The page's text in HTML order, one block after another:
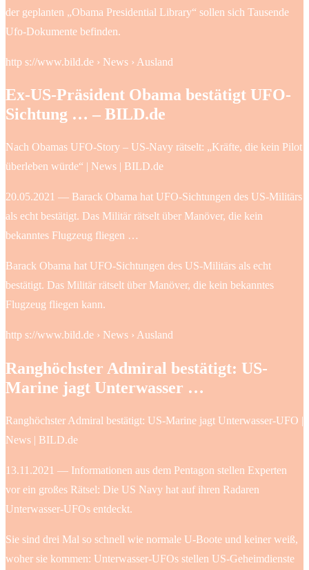
der geplanten „Obama Presidential Library“ sollen sich Tausende
Ufo-Dokumente befinden.
http s://www.bild.de › News › Ausland
Ex-US-Präsident Obama bestätigt UFO-
Sichtung … – BILD.de
Nach Obamas UFO-Story – US-Navy rätselt: „Kräfte, die kein Pilot
überleben würde“ | News | BILD.de
20.05.2021 — Barack Obama hat UFO-Sichtungen des US-Militärs
als echt bestätigt. Das Militär rätselt über Manöver, die kein
bekanntes Flugzeug fliegen …
Barack Obama hat UFO-Sichtungen des US-Militärs als echt
bestätigt. Das Militär rätselt über Manöver, die kein bekanntes
Flugzeug fliegen kann.
http s://www.bild.de › News › Ausland
Ranghöchster Admiral bestätigt: US-
Marine jagt Unterwasser …
Ranghöchster Admiral bestätigt: US-Marine jagt Unterwasser-UFO |
News | BILD.de
13.11.2021 — Informationen aus dem Pentagon stellen Experten
vor ein großes Rätsel: Die US Navy hat auf ihren Radaren
Unterwasser-UFOs entdeckt.
Sie sind drei Mal so schnell wie normale U-Boote und keiner weiß,
woher sie kommen: Unterwasser-UFOs stellen US-Geheimdienste